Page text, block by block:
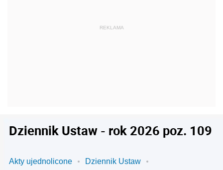
Dziennik Ustaw - rok 2026 poz. 109
Akty ujednolicone
Dziennik Ustaw